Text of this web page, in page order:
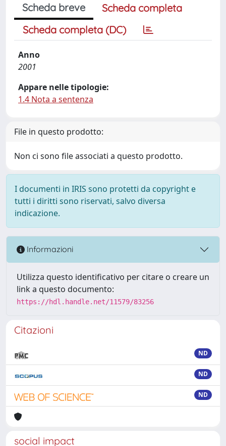
Scheda breve
Scheda completa
Scheda completa (DC)
Anno
2001
Appare nelle tipologie:
1.4 Nota a sentenza
File in questo prodotto:
Non ci sono file associati a questo prodotto.
I documenti in IRIS sono protetti da copyright e
tutti i diritti sono riservati, salvo diversa
indicazione.
Informazioni
Utilizza questo identificativo per citare o creare un
link a questo documento:
https://hdl.handle.net/11579/83256
Citazioni
ND
ND
ND
social impact